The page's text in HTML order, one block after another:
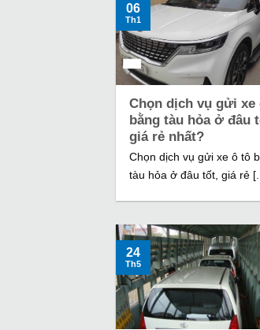
Chọn dịch vụ gửi xe
bằng tàu hỏa ở đâu
giá rẻ nhất?
Chọn dịch vụ gửi xe ô tô
tàu hỏa ở đâu tốt, giá rẻ
06
Th1
24
Th5